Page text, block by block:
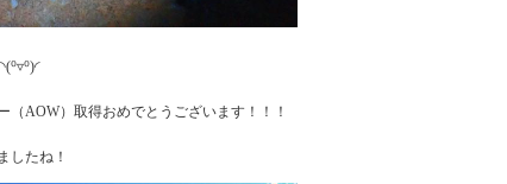
AOW）取得おめでとうございます！！！
したね！